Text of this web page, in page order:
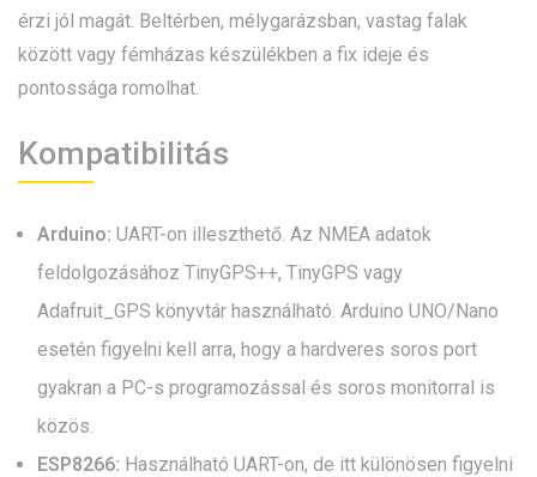
érzi jól magát. Beltérben, mélygarázsban, vastag falak
között vagy fémházas készülékben a fix ideje és
pontossága romolhat.
Kompatibilitás
Arduino: UART-on illeszthető. Az NMEA adatok
feldolgozásához TinyGPS++, TinyGPS vagy
Adafruit_GPS könyvtár használható. Arduino UNO/Nano
esetén figyelni kell arra, hogy a hardveres soros port
gyakran a PC-s programozással és soros monitorral is
közös.
ESP8266: Használható UART-on, de itt különösen figyelni